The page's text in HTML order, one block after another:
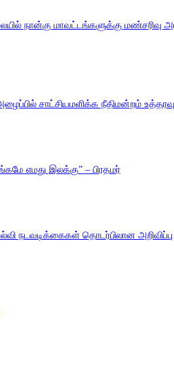
நான்கு மாவட்டங்களுக்கு மண்சரிவு
சாட்சியமளிக்க நீதிமன்றம் உத்தரவு
எமது இலக்கு” – பிரதமர்
நடவடிக்கைகள் தொடர்பிலான அறிவிப்பு